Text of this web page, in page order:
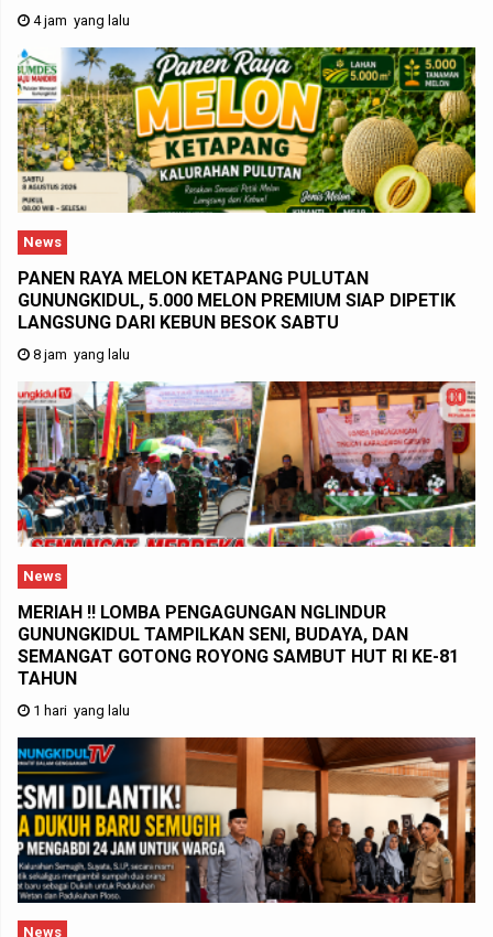
4 jam yang lalu
News
PANEN RAYA MELON KETAPANG PULUTAN
GUNUNGKIDUL, 5.000 MELON PREMIUM SIAP DIPETIK
LANGSUNG DARI KEBUN BESOK SABTU
8 jam yang lalu
News
MERIAH !! LOMBA PENGAGUNGAN NGLINDUR
GUNUNGKIDUL TAMPILKAN SENI, BUDAYA, DAN
SEMANGAT GOTONG ROYONG SAMBUT HUT RI KE-81
TAHUN
1 hari yang lalu
News